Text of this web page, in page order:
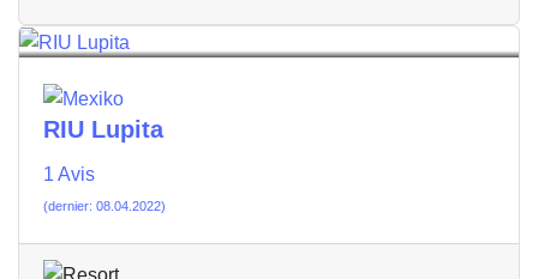
RIU Lupita
1 Avis
(dernier: 08.04.2022)